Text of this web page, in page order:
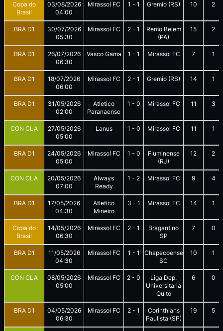
Copa do
Brasil
03/08/2026
04:00
Mirassol FC 1 - 1 Gremio (RS) 10 2
BRA D1
30/07/2026
05:30
Mirassol FC 2 - 1
Remo Belem
(PA)
15 2
BRA D1
26/07/2026
06:30
Vasco Gama 1 - 1 Mirassol FC 7 1
BRA D1
18/07/2026
06:00
Mirassol FC 2 - 1 Gremio (RS) 14 1
BRA D1
31/05/2026
02:00
Atletico
Paranaense
1 - 0 Mirassol FC 11 3
CON CLA
27/05/2026
05:00
Lanus 1 - 0 Mirassol FC 11 1
BRA D1
24/05/2026
05:00
Mirassol FC 1 - 0
Fluminense
(RJ)
12 2
CON CLA
20/05/2026
07:00
Always
Ready
1 - 2 Mirassol FC 9 4
BRA D1
17/05/2026
04:30
Atletico
Mineiro
3 - 1 Mirassol FC 14 1
Copa do
Brasil
14/05/2026
06:30
Mirassol FC 2 - 1
Bragantino
SP
7 0
BRA D1
11/05/2026
04:30
Mirassol FC 1 - 1
Chapecoense
SC
10 1
CON CLA
08/05/2026
05:00
Mirassol FC 2 - 0
Liga Dep.
Universitaria
Quito
6 0
BRA D1
04/05/2026
06:30
Mirassol FC 2 - 1
Corinthians
Paulista (SP)
19 5